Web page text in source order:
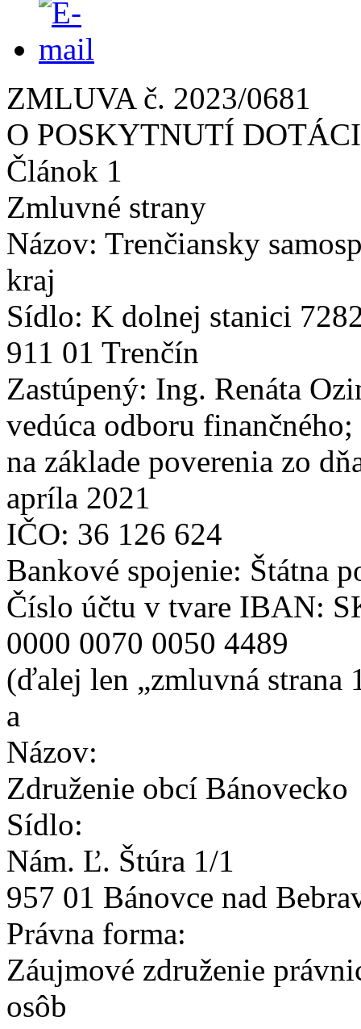
ZMLUVA č. 2023/0681
O POSKYTNUTÍ
Článok 1
Zmluvné strany
Názov: Trenčiansky
kraj
Sídlo: K dolnej stanici
911 01 Trenčín
Zastúpený: Ing. Renáta
vedúca odboru finančného;
na základe poverenia zo
apríla 2021
IČO: 36 126 624
Bankové spojenie: Štátna
Číslo účtu v tvare IBAN:
0000 0070 0050 4489
(ďalej len „zmluvná strana
a
Názov:
Združenie obcí Bánovecko
Sídlo:
Nám. Ľ. Štúra 1/1
957 01 Bánovce nad
Právna forma:
Záujmové združenie
osôb